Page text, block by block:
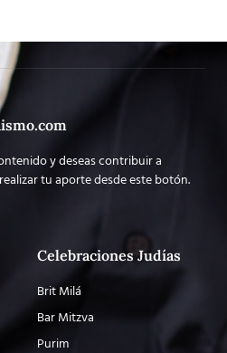
y deseas contribuir a
tu aporte desde este botón.
Celebraciones Judías
Brit Milá
Bar Mitzva
Purim